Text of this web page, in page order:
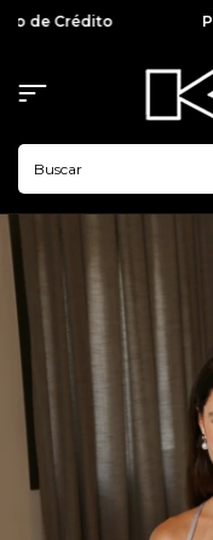
Pague em até